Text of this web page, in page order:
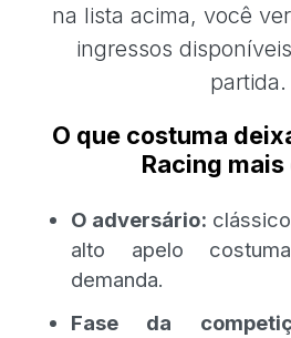
na lista acima, você
ingressos
partida.
O que costuma
Racing mais
O adversário:
alto apelo
demanda.
Fase da